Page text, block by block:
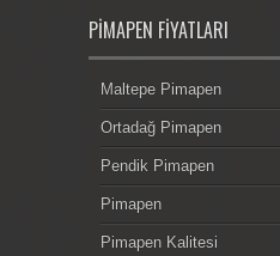
PIMAPEN FIYATLARI
Maltepe Pimapen
Ortadağ Pimapen
Pendik Pimapen
Pimapen
Pimapen Kalitesi